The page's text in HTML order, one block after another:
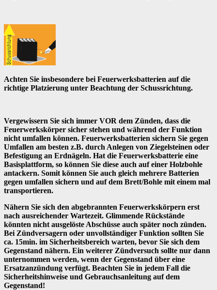
Achten Sie insbesondere bei Feuerwerksbatterien auf die
richtige Platzierung unter Beachtung der Schussrichtung.
Vergewissern Sie sich immer VOR dem Zünden, dass die
Feuerwerkskörper sicher stehen und während der Funktion
nicht umfallen können. Feuerwerksbatterien sichern Sie gegen
Umfallen am besten z.B. durch Anlegen von Ziegelsteinen oder
Befestigung an Erdnägeln. Hat die Feuerwerksbatterie eine
Basisplattform, so können Sie diese auch auf einer Holzbohle
antackern. Somit können Sie auch gleich mehrere Batterien
gegen umfallen sichern und auf dem Brett/Bohle mit einem mal
transportieren.
Nähern Sie sich den abgebrannten Feuerwerkskörpern erst
nach ausreichender Wartezeit. Glimmende Rückstände
könnten nicht ausgelöste Abschüsse auch später noch zünden.
Bei Zündversagern oder unvollständiger Funktion sollten Sie
ca. 15min. im Sicherheitsbereich warten, bevor Sie sich dem
Gegenstand nähern. Ein weiterer Zündversuch sollte nur dann
unternommen werden, wenn der Gegenstand über eine
Ersatzanzündung verfügt. Beachten Sie in jedem Fall die
Sicherheitshinweise und Gebrauchsanleitung auf dem
Gegenstand!